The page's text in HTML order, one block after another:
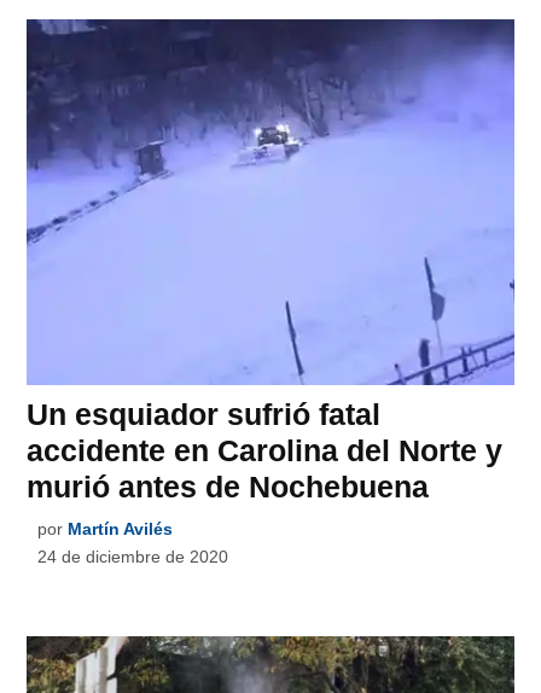
Un esquiador sufrió fatal
accidente en Carolina del Norte y
murió antes de Nochebuena
por Martín Avilés
24 de diciembre de 2020